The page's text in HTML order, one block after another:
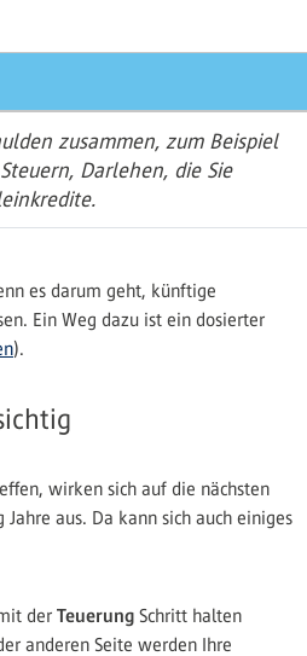
zusammen, zum Beispiel
Darlehen, die Sie
es darum geht, künftige
Ein Weg dazu ist ein dosierter
).
wirken sich auf die nächsten
aus. Da kann sich auch einiges
der Teuerung Schritt halten
anderen Seite werden Ihre